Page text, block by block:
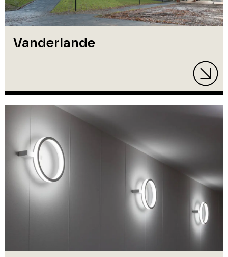
Vanderlande